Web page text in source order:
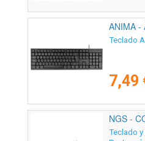
ANIMA -
Teclado
7,49
NGS -
Teclado y